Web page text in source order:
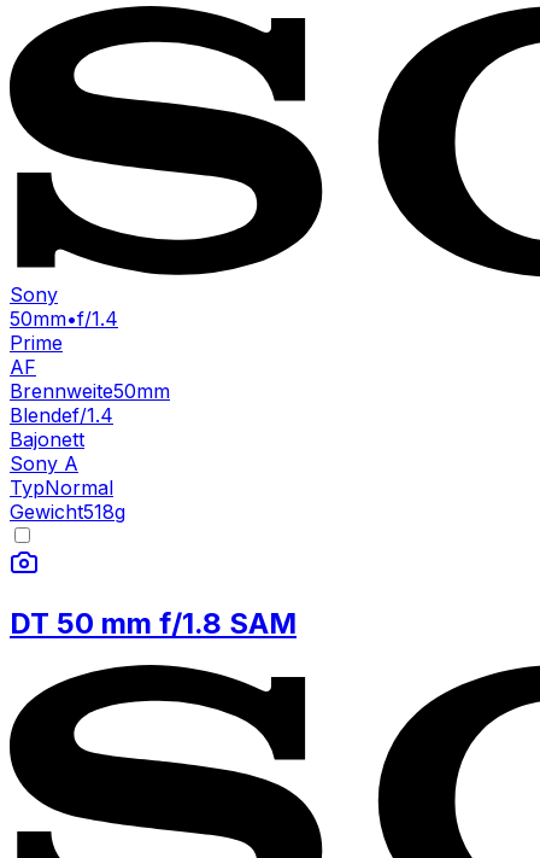
Sony
50mm•f/1.4
Prime
AF
Brennweite50mm
Blendef/1.4
Bajonett
Sony A
TypNormal
Gewicht518g
DT 50 mm f/1.8 SAM